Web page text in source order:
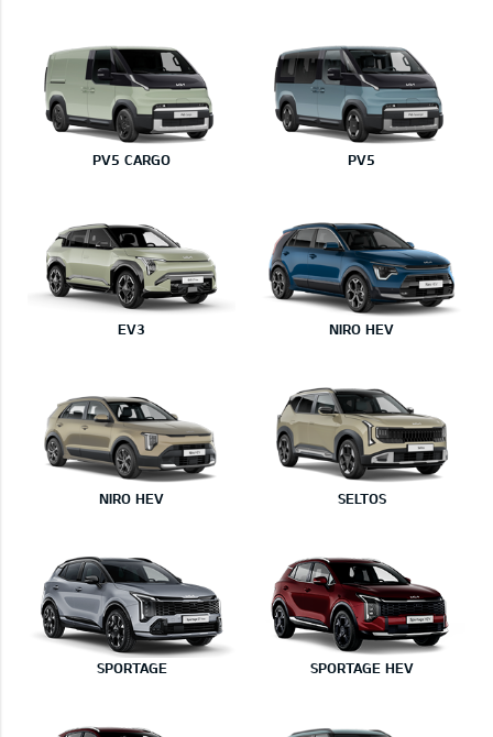
PV5 CARGO PV5
EV3 NIRO HEV
NIRO HEV SELTOS
SPORTAGE SPORTAGE HEV